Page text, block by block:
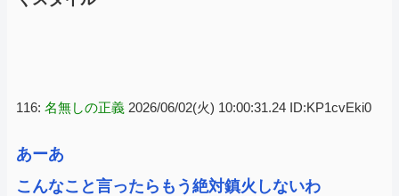
116: 名無しの正義 2026/06/02(火) 10:00:31.24 ID:KP1cvEki0
あーあ
こんなこと言ったらもう絶対鎮火しないわ